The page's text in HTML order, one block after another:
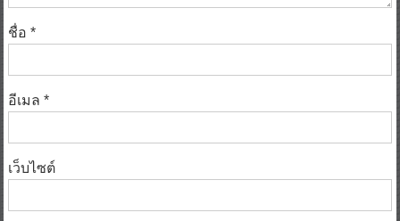
ชื่อ *
อีเมล *
เว็บไซต์